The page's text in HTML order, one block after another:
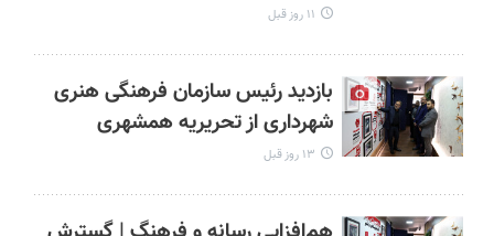
۱۱ روز قبل
بازدید رئیس سازمان فرهنگی هنری
شهرداری از تحریریه همشهری
۱۳ روز قبل